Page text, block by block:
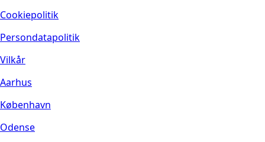
Cookiepolitik
Persondatapolitik
Vilkår
Aarhus
København
Odense